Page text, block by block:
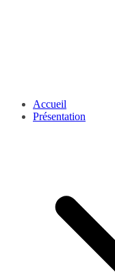
Accueil
Présentation